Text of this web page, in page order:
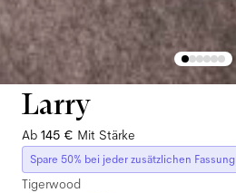
Larry
Ab 145 € Mit Stärke
Spare 50% bei jeder zusätzlichen Fassung
Tigerwood